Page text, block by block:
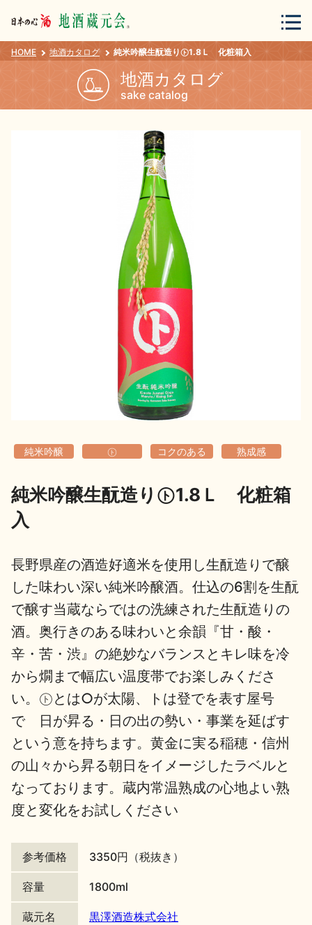
会員登録 ログイン
地酒カタログ
地酒解体新書
お楽しみコンテンツ
地酒川柳 地酒小説
日本酒の楽しみ方特集
HOME 地酒カタログ 純米吟醸生酛造り㋣1.8Ｌ 化粧箱入
地酒カタログ
sake catalog
純米吟醸 ㋣ コクのある 熟成感
純米吟醸生酛造り㋣1.8Ｌ 化粧箱
入
長野県産の酒造好適米を使用し生酛造りで醸
した味わい深い純米吟醸酒。仕込の6割を生酛
で醸す当蔵ならではの洗練された生酛造りの
酒。奥行きのある味わいと余韻『甘・酸・
辛・苦・渋』の絶妙なバランスとキレ味を冷
から燗まで幅広い温度帯でお楽しみくださ
い。㋣とは○が太陽、トは登でを表す屋号
で 日が昇る・日の出の勢い・事業を延ばす
という意を持ちます。黄金に実る稲穂・信州
の山々から昇る朝日をイメージしたラベルと
なっております。蔵内常温熟成の心地よい熟
度と変化をお試しください
参考価格 3350円（税抜き）
容量 1800ml
蔵元名 黒澤酒造株式会社